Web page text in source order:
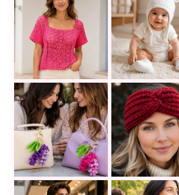
Blusa a crochet para
Gorra
El accesorio express
Una